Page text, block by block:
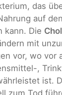
das
auf
kann. Die
mit
vor, wo vor
,
ist.
zum Tod